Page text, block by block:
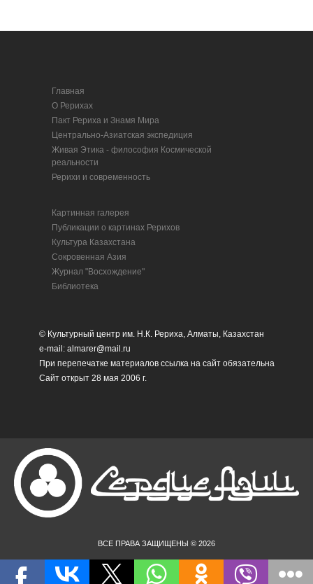
Главная
О Рерихах
Пакт Рериха и Знамя Мира
Центрально-Азиатская экспедиция
Живая Этика - философия Космической
реальности
Рерихи и современность
Картинная галерея
Публикации о картинах Рерихов
Культура Казахстана
Сокровенная Азия
Журнал "Восхождение"
Библиотека
© Культурный центр им. Н.К. Рериха, Алматы, Казахстан
e-mail: almarer@mail.ru
При перепечатке материалов ссылка на сайт обязательна
Сайт открыт 28 мая 2006 г.
ВСЕ ПРАВА ЗАЩИЩЕНЫ © 2026